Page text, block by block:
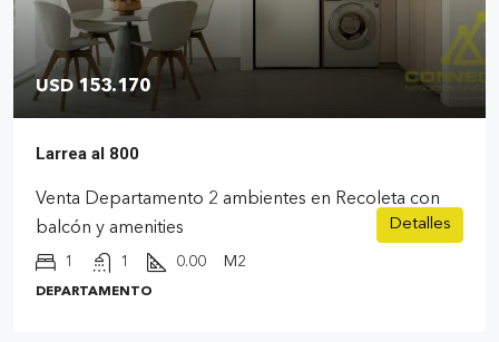
USD 153.170
Larrea al 800
Venta Departamento 2 ambientes en Recoleta con
balcón y amenities
1 1 0.00 M2
DEPARTAMENTO
Detalles